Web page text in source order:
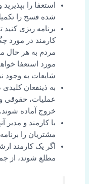
استعفا را
شده فسخ را
برنامه ریزی کنید
کارمند در مورد
مردم به هر حال
مورد استعفا
شایعات به وجود
به ذینفعان
عملیات، حقوقی و
خروج آماده شوند.
با کارمند و مدیر
مشتریان را
اگر یک کارمند
مطلع شوند، از